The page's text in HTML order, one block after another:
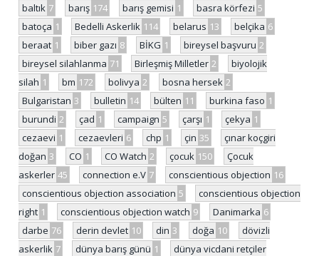
baltık 7 barış 174 barış gemisi 1 basra körfezi 5
batoça 1 Bedelli Askerlik 114 belarus 13 belçika 6
beraat 1 biber gazı 8 BİKG 1 bireysel başvuru 2
bireysel silahlanma 71 Birleşmiş Milletler 2
biyolojik
silah 1 bm 172 bolivya 2 bosna hersek 2
Bulgaristan 3 bulletin 14 bülten 11 burkina faso 1
burundi 2 çad 1 campaign 5 çarşı 1 çekya 1
cezaevi 1 cezaevleri 6 chp 1 çin 35
çınar koçgiri
doğan 3 CO 1 CO Watch 2 çocuk 150
Çocuk
askerler 45 connection e.V 7 conscientious objection 16
conscientious objection association 5
conscientious objection
right 1 conscientious objection watch 9 Danimarka 6
darbe 76 derin devlet 10 din 3 doğa 10
dövizli
askerlik 7 dünya barış günü 1
dünya vicdani retçiler